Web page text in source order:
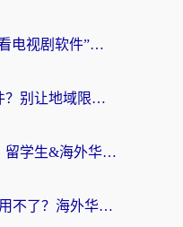
海外党必看：选对“海外看电视剧软件”，再也不用愁国内剧刷不了
国外如何听国内音乐软件？别让地域限制，断了你的中文歌单
海外哪里能看奥运直播？留学生&海外华人必看的体育赛事观赛终极指南
12123交管在国外怎么使用不了？海外华人必看的无缝访问国内资源指南